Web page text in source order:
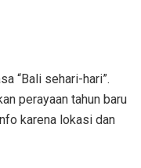
“Bali sehari-hari”.
perayaan tahun baru
karena lokasi dan